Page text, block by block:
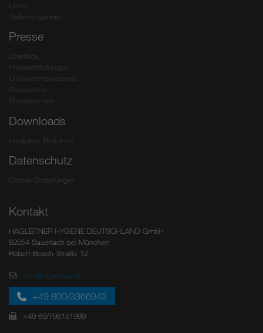
Lehre
Stellenangebote
Presse
Überblick
Pressemitteilungen
Unternehmensporträt
Pressefotos
Pressekontakt
Downloads
Hagleitner Bibliothek
Datenschutz
Cookie-Einstellungen
Kontakt
HAGLEITNER HYGIENE DEUTSCHLAND GmbH
82054 Sauerlach bei München
Robert-Bosch-Straße 12
info@hagleitner.de
+49 800/3366943
+49 69/795151999